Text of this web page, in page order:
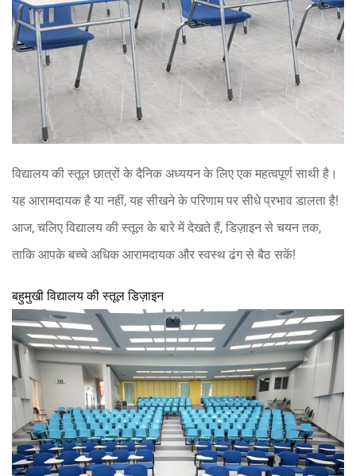
विद्यालय की स्तूल छात्रों के दैनिक अध्ययन के लिए एक महत्वपूर्ण साथी है।
यह आरामदायक है या नहीं, यह सीखने के परिणाम पर सीधे प्रभाव डालता है!
आज, चलिए विद्यालय की स्तूल के बारे में देखते हैं, डिज़ाइन से चयन तक,
ताकि आपके बच्चे अधिक आरामदायक और स्वस्थ ढंग से बैठ सकें!
बहुमुखी विद्यालय की स्तूल डिज़ाइन